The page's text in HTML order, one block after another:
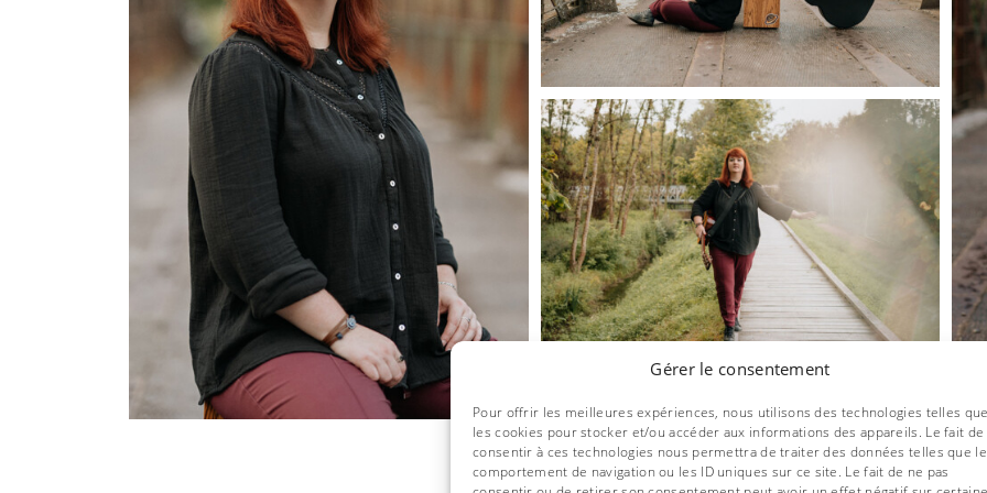
Gérer le consentement
Pour offrir les meilleures expériences, nous utilisons des technologies telles
les cookies pour stocker et/ou accéder aux informations des appareils. Le fait de
consentir à ces technologies nous permettra de traiter des données telles que le
comportement de navigation ou les ID uniques sur ce site. Le fait de ne pas
Photos :Ulrike Pien– Lieu : Esvres-sur-Indre (37)